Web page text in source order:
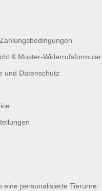
& Muster-Widerrufsformular
und Datenschutz
eine personalisierte Tierurne